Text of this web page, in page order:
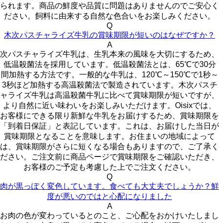
られます。商品の鮮度や品質に問題はありませんのでご安心く
ださい。飼料に由来する自然な色合いをお楽しみください。
Q
木次パスチャライズ牛乳の賞味期限が短いのはなぜですか？
A
次パスチャライズ牛乳は、生乳本来の風味を大切にするため、
低温殺菌法を採用しています。低温殺菌法とは、65℃で30分
間加熱する方法です。一般的な牛乳は、120℃～150℃で1秒～
3秒ほど加熱する高温殺菌法で製造されています。木次パスチ
ャライズ牛乳は高温殺菌牛乳に比べて賞味期限が短いですが、
より自然に近い味わいをお楽しみいただけます。Oisixでは、
お客様にできる限り新鮮な牛乳をお届けするため、賞味期限を
「到着日保証」と表記しています。これは、お届けした当日が
賞味期限となることを意味します。お住まいの地域によって
は、賞味期限がさらに短くなる場合もありますので、ご了承く
ださい。ご注文前に商品ページで賞味期限をご確認いただき、
お客様のご予定も考慮した上でご注文ください。
Q
肉が黒っぽく変色しています。食べても大丈夫でしょうか？鮮
度が悪いのではと心配になりました
A
お肉の色が変わっているとのこと、ご心配をおかけいたしまし